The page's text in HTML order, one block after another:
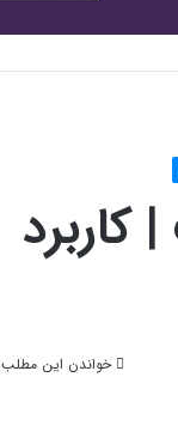
خواندن این مطلب 15 دقیقه زمان میبرد